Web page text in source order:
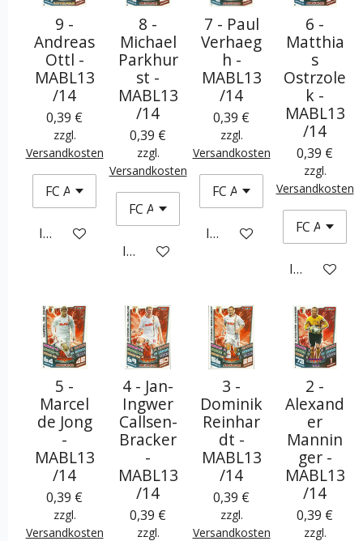
9 -
Andreas
Ottl -
MABL13
/14
0,39 €
zzgl.
Versandkosten
In den Warenkorb
8 -
Michael
Parkhur
st -
MABL13
/14
0,39 €
zzgl.
Versandkosten
In den Warenkorb
7 - Paul
Verhaeg
h -
MABL13
/14
0,39 €
zzgl.
Versandkosten
In den Warenkorb
6 -
Matthia
s
Ostrzole
k -
MABL13
/14
0,39 €
zzgl.
Versandkosten
In den
5 -
Marcel
de Jong
-
MABL13
/14
0,39 €
zzgl.
Versandkosten
4 - Jan-
Ingwer
Callsen-
Bracker
-
MABL13
/14
0,39 €
zzgl.
3 -
Dominik
Reinhar
dt -
MABL13
/14
0,39 €
zzgl.
Versandkosten
2 -
Alexand
er
Mannin
ger -
MABL13
/14
0,39 €
zzgl.